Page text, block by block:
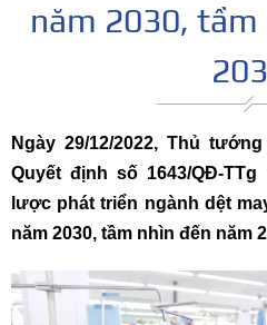
năm 2030, tầm
Ngày 29/12/2022, Thủ
Quyết định số 1643/QĐ-
lược phát triển ngành dệt
năm 2030, tầm nhìn đến năm